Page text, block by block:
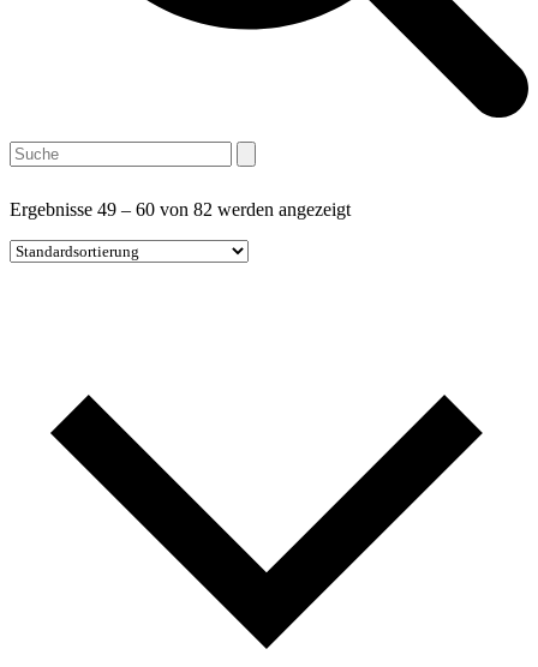
Open
mobile
Close
mobile
Warenkorb
Search
Ergebnisse 49 – 60 von 82 werden angezeigt